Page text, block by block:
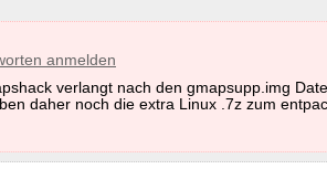
anmelden
verlangt nach den gmapsupp.img
daher noch die extra Linux .7z zum